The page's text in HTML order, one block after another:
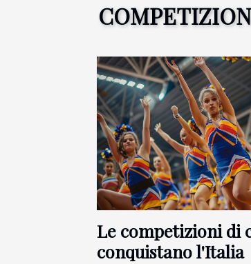
Le competizioni di
conquistano l'Italia